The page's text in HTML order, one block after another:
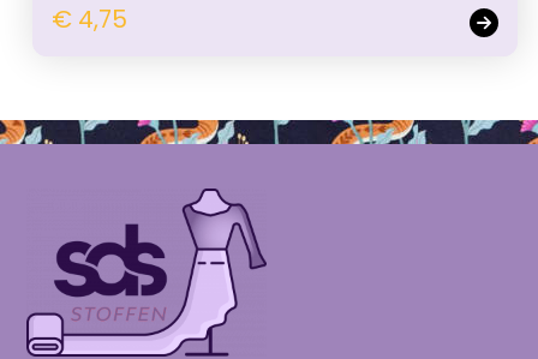
€ 4,75